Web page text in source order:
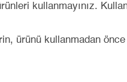
kullanmayınız.
ürünü kullanmadan